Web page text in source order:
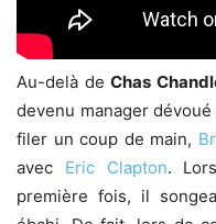
Au-delà deChas
devenu manager dévoué
filer un coup de main,
avec Eric Clapton.
première fois, il